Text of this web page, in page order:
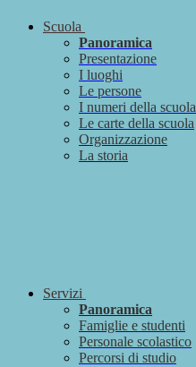
Scuola
Panoramica
Presentazione
I luoghi
Le persone
I numeri della scuola
Le carte della scuola
Organizzazione
La storia
Servizi
Panoramica
Famiglie e studenti
Personale scolastico
Percorsi di studio